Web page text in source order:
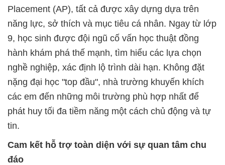
Placement (AP), tất cả được xây dựng dựa trên
năng lực, sở thích và mục tiêu cá nhân. Ngay từ lớp
9, học sinh được đội ngũ cố vấn học thuật đồng
hành khám phá thế mạnh, tìm hiểu các lựa chọn
nghề nghiệp, xác định lộ trình dài hạn. Không đặt
nặng đại học "top đầu", nhà trường khuyến khích
các em đến những môi trường phù hợp nhất để
phát huy tối đa tiềm năng một cách chủ động và tự
tin.
Cam kết hỗ trợ toàn diện với sự quan tâm chu
đáo